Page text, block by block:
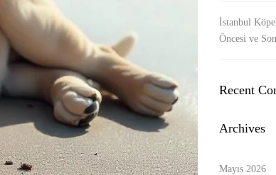
İstanbul
Öncesi ve
Recent
Archives
Mayıs 2026